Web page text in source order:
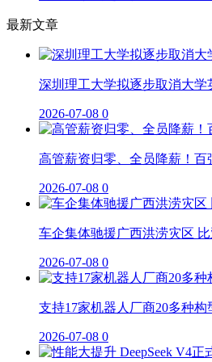
最新文章
深圳理工大学拟逐步取消大
2026-07-08 0
高管薪资归零、全员降薪！
2026-07-08 0
车企集体驰援广西洪涝灾区
2026-07-08 0
支持17家机器人厂商20多种构
2026-07-08 0